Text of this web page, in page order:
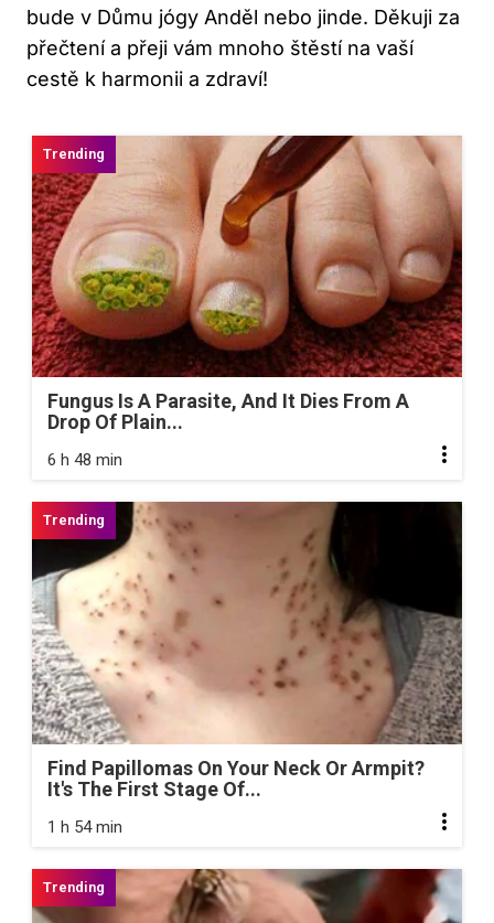
bude v Důmu jógy Anděl nebo jinde. Děkuji za
přečtení a přeji vám mnoho štěstí na vaší
cestě k harmonii a zdraví!
Fungus Is A Parasite, And It Dies From A
Drop Of Plain...
6 h 48 min
Find Papillomas On Your Neck Or Armpit?
It's The First Stage Of...
1 h 54 min